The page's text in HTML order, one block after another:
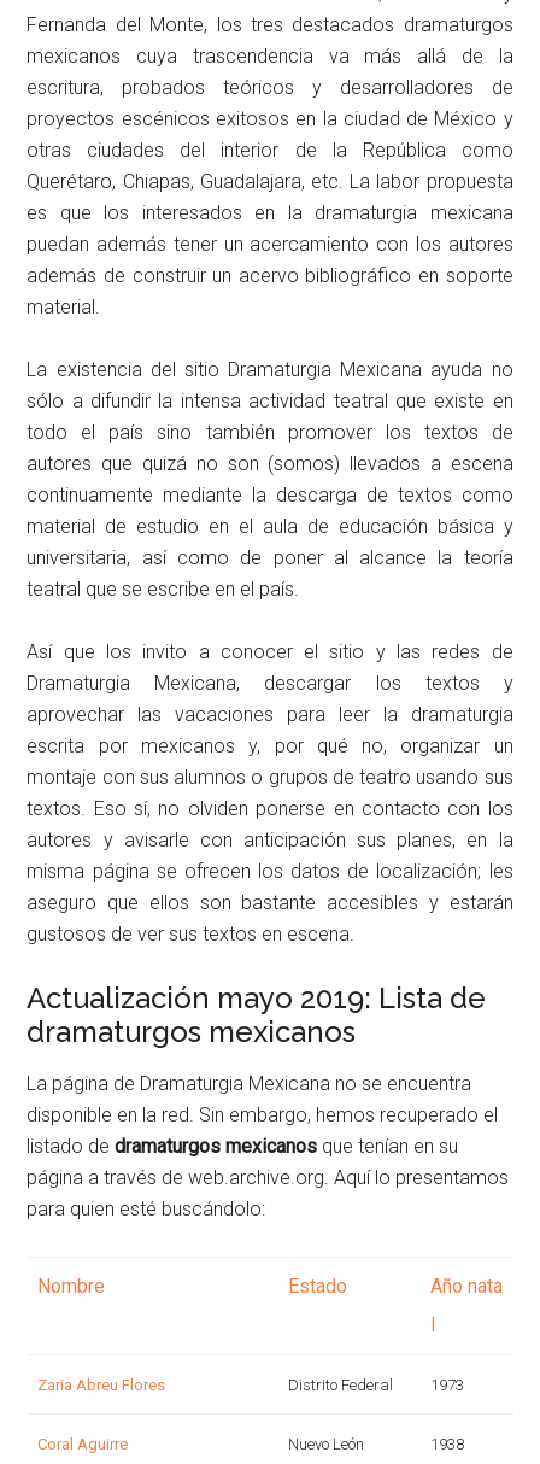
Fernanda del Monte, los tres destacados dramaturgos
mexicanos cuya trascendencia va más allá de la
escritura, probados teóricos y desarrolladores de
proyectos escénicos exitosos en la ciudad de México y
otras ciudades del interior de la República como
Querétaro, Chiapas, Guadalajara, etc. La labor propuesta
es que los interesados en la dramaturgia mexicana
puedan además tener un acercamiento con los autores
además de construir un acervo bibliográfico en soporte
material.
La existencia del sitio Dramaturgia Mexicana ayuda no
sólo a difundir la intensa actividad teatral que existe en
todo el país sino también promover los textos de
autores que quizá no son (somos) llevados a escena
continuamente mediante la descarga de textos como
material de estudio en el aula de educación básica y
universitaria, así como de poner al alcance la teoría
teatral que se escribe en el país.
Así que los invito a conocer el sitio y las redes de
Dramaturgia Mexicana, descargar los textos y
aprovechar las vacaciones para leer la dramaturgia
escrita por mexicanos y, por qué no, organizar un
montaje con sus alumnos o grupos de teatro usando sus
textos. Eso sí, no olviden ponerse en contacto con los
autores y avisarle con anticipación sus planes, en la
misma página se ofrecen los datos de localización; les
aseguro que ellos son bastante accesibles y estarán
gustosos de ver sus textos en escena.
Actualización mayo 2019: Lista de
dramaturgos mexicanos
La página de Dramaturgia Mexicana no se encuentra
disponible en la red. Sin embargo, hemos recuperado el
listado dedramaturgos mexicanos que tenían en su
página a través de web.archive.org. Aquí lo presentamos
para quien esté buscándolo:
Nombre Estado
Año nata
l
Zaria Abreu Flores Distrito Federal 1973
Coral Aguirre Nuevo León 1938